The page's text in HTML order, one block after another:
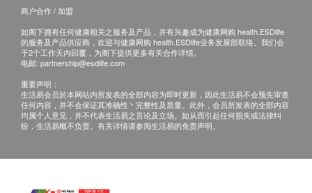
商户合作 / 加盟
如阁下拥有任何健康相关之服务及产品，并有兴趣成为健康网购 health.ESDlife
的服务及产品供应商，欢迎与健康网购 health.ESDlife业务发展部联络。我们会
于2个工作天内回覆，为阁下提供更多有关合作详情。
电邮: partnership@esdlife.com
重要声明：
生活易会员於本网站内所发表的全部内容为即时更新，因此生活易不会预先审查
任何内容，并不会保证其准确性丶完整性及质量。此外，会员所发表的全部内容
均属个人意见，并不代表生活易之言论及立场。如从而引起任何损失或法律纠
纷，生活易概不负责。有关详情请参阅生活易的免责声明。